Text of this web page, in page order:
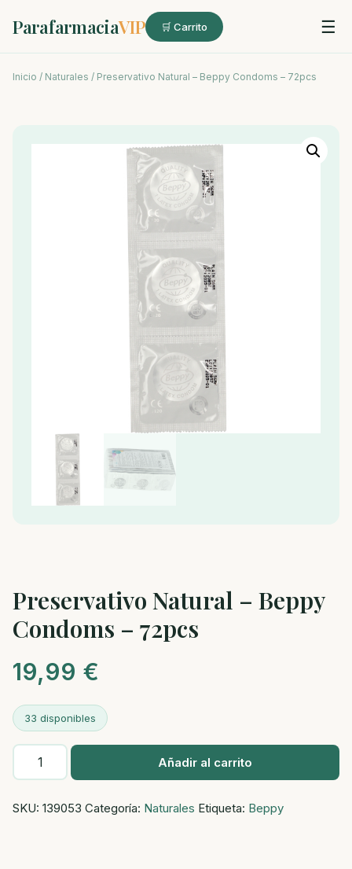
ParafarmaciaVIP 🛒 Carrito ☰
Inicio / Naturales / Preservativo Natural – Beppy Condoms – 72pcs
Preservativo Natural – Beppy
Condoms – 72pcs
19,99 €
33 disponibles
Preservativo
Natural
Beppy
Añadir al carrito
SKU: 139053 Categoría: Naturales Etiqueta: Beppy